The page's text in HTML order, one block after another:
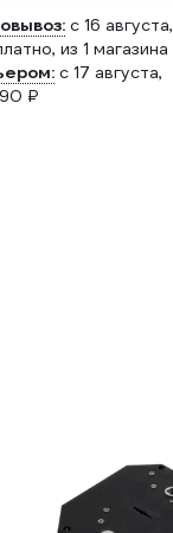
c 16 августа,
, из 1 магазина
c 17 августа,
₽